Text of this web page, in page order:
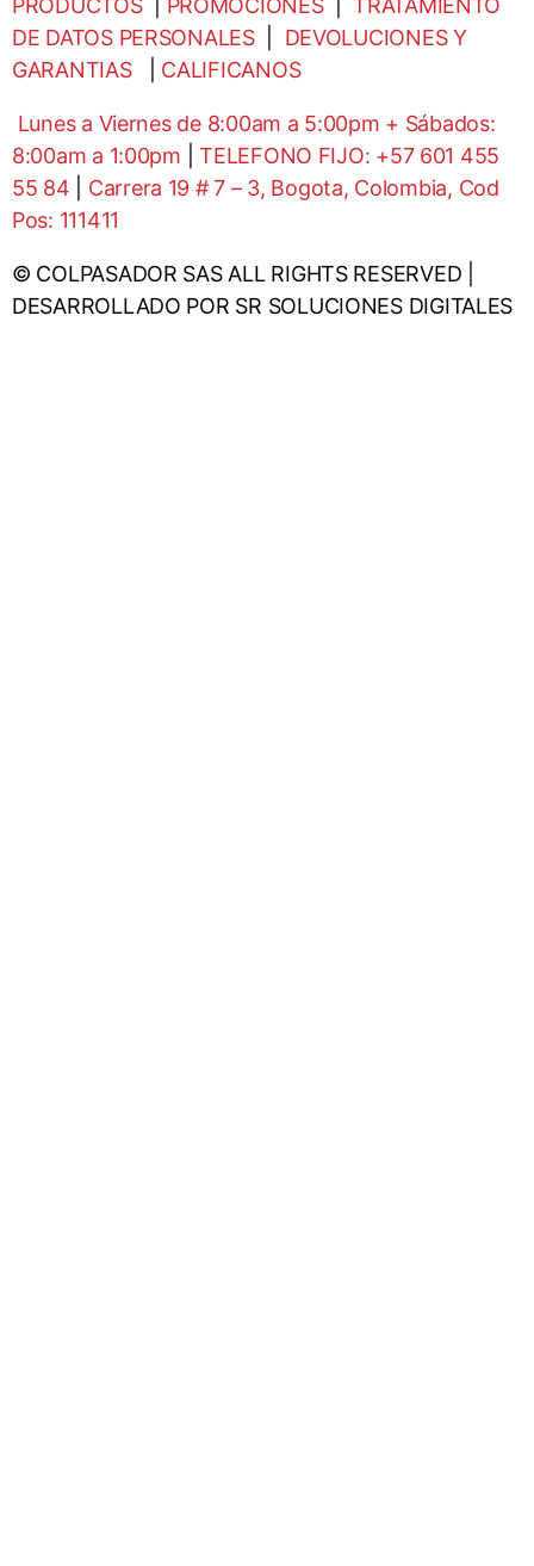
PRODUCTOS| PROMOCIONES|TRATAMIENTO
DE DATOS PERSONALES| DEVOLUCIONES Y
GARANTIAS
CALIFICANOS
Lunes a Viernes de 8:00am a 5:00pm + Sábados:
8:00am a 1:00pm |TELEFONO FIJO: +57 601 455
55 84
Carrera 19 # 7 – 3, Bogota, Colombia, Cod
Pos: 111411
© COLPASADOR SAS ALL RIGHTS RESERVED |
DESARROLLADO POR SR SOLUCIONES DIGITALES